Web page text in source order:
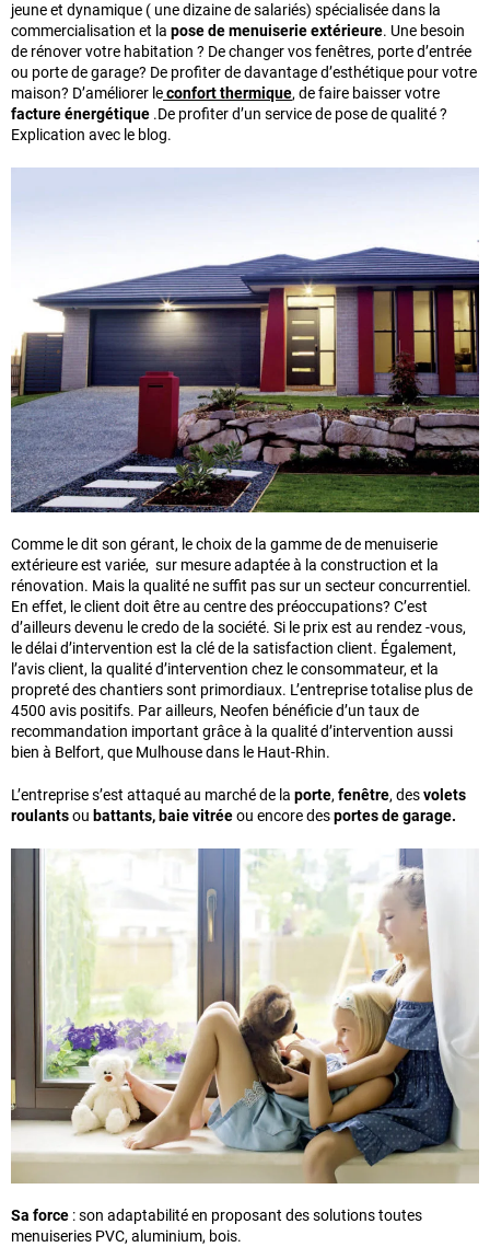
jeune et dynamique ( une dizaine de salariés) spécialisée dans la
commercialisation et la pose de menuiserie extérieure. Une besoin
de rénover votre habitation ? De changer vos fenêtres, porte d’entrée
ou porte de garage? De profiter de davantage d’esthétique pour votre
maison? D’améliorer leconfort thermique, de faire baisser votre
facture énergétique .De profiter d’un service de pose de qualité ?
Explication avec le blog.
Comme le dit son gérant, le choix de la gamme de de menuiserie
extérieure est variée, sur mesure adaptée à la construction et la
rénovation. Mais la qualité ne suffit pas sur un secteur concurrentiel.
En effet, le client doit être au centre des préoccupations? C’est
d’ailleurs devenu le credo de la société. Si le prix est au rendez -vous,
le délai d’intervention est la clé de la satisfaction client. Également,
l’avis client, la qualité d’intervention chez le consommateur, et la
propreté des chantiers sont primordiaux. L’entreprise totalise plus de
4500 avis positifs. Par ailleurs, Neofen bénéficie d’un taux de
recommandation important grâce à la qualité d’intervention aussi
bien à Belfort, que Mulhouse dans le Haut-Rhin.
L’entreprise s’est attaqué au marché de la porte, fenêtre, desvolets
roulantsou battants, baie vitréeou encore desportes de garage.
Sa force : son adaptabilité en proposant des solutions toutes
menuiseries PVC, aluminium, bois.